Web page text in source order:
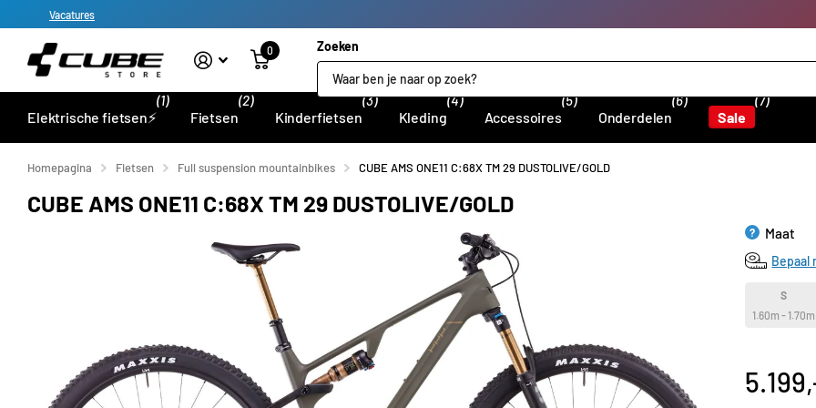
Vacatures
Zoeken
0
Elektrische fietsen⚡
(1)
Fietsen
(2)
Kinderfietsen
(3)
Kleding
(4)
Accessoires
(5)
Onderdelen
(6)
Sale
(7)
Homepagina Fietsen Full suspension mountainbikes CUBE AMS ONE11 C:68X TM 29 DUSTOLIVE/GOLD
CUBE AMS ONE11 C:68X TM 29 DUSTOLIVE/GOLD
Maat
?
Bepaal
S
1.60m - 1.70m